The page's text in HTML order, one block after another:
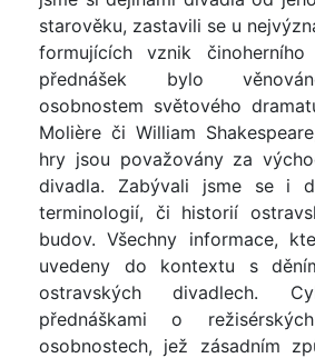
starověku, zastavili se u
formujících vznik
přednášek bylo
osobnostem světového
Molière či William
hry jsou považovány za
divadla. Zabývali jsme se i
terminologií, či historií
budov. Všechny informace,
uvedeny do kontextu s
ostravských divadlech.
přednáškami o
osobnostech, jež zásadním